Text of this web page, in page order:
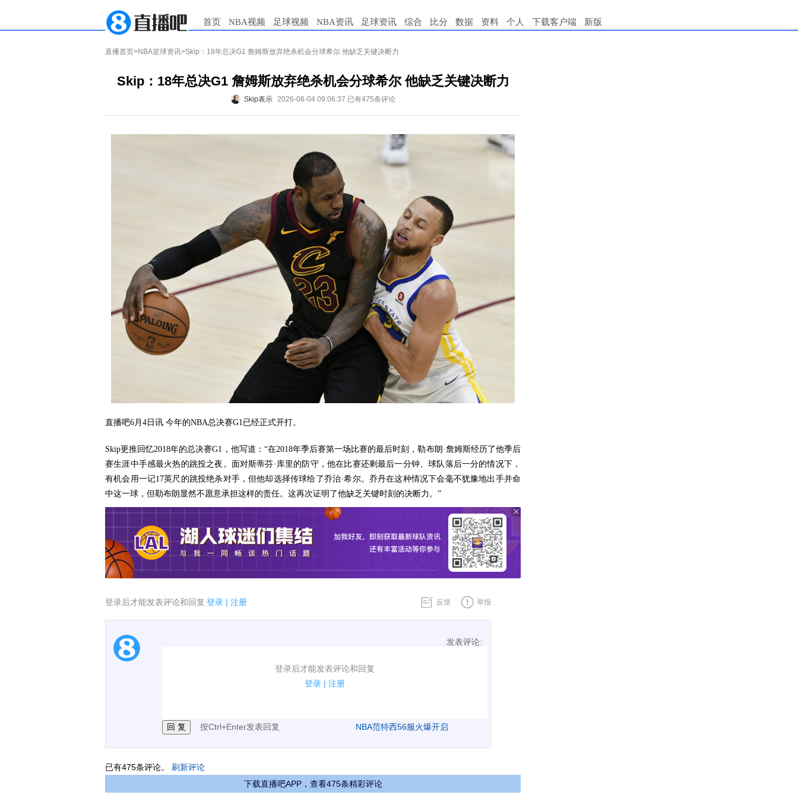
首页 NBA视频 足球视频 NBA资讯 足球资讯 综合 比分 数据 资料 个人 下载客户端 新版
直播首页>NBA篮球资讯>Skip：18年总决G1 詹姆斯放弃绝杀机会分球希尔 他缺乏关键决断力
Skip：18年总决G1 詹姆斯放弃绝杀机会分球希尔 他缺乏关键决断力
Skip表示 2026-06-04 09:06:37 已有475条评论
直播吧6月4日讯 今年的NBA总决赛G1已经正式开打。
Skip更推回忆2018年的总决赛G1，他写道：“在2018年季后赛第一场比赛的最后时刻，勒布朗·詹姆斯经历了他季后
赛生涯中手感最火热的跳投之夜。面对斯蒂芬·库里的防守，他在比赛还剩最后一分钟、球队落后一分的情况下，
有机会用一记17英尺的跳投绝杀对手，但他却选择传球给了乔治·希尔。乔丹在这种情况下会毫不犹豫地出手并命
中这一球，但勒布朗显然不愿意承担这样的责任。这再次证明了他缺乏关键时刻的决断力。”
登录后才能发表评论和回复 登录 | 注册 反馈 举报
发表评论:
登录后才能发表评论和回复
登录 | 注册
1.电脑端新用户可以发表评论了！
按Ctrl+Enter发表回复 NBA范特西56服火爆开启
已有475条评论。 刷新评论
下载直播吧APP，查看475条精彩评论